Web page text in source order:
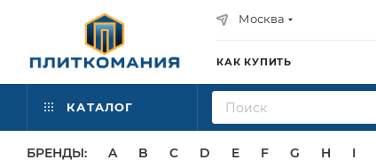
Москва
КАК КУПИТЬ
КАТАЛОГ
БРЕНДЫ: A B C D E F G H I